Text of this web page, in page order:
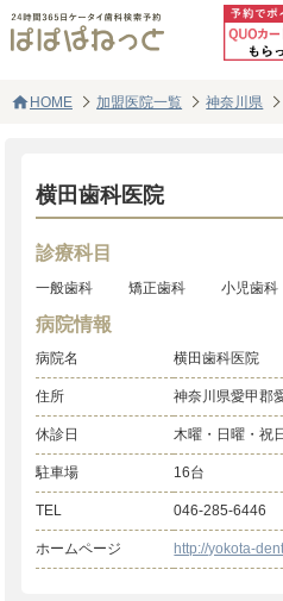
homeHOME 加盟医院一覧 神奈川県
横田歯科医院
診療科目
一般歯科 矯正歯科 小児歯科
病院情報
病院名 横田歯科医院
住所 神奈川県愛甲郡
休診日 木曜・日曜・祝日
駐車場 16台
TEL 046-285-6446
ホームページ http://yokota-